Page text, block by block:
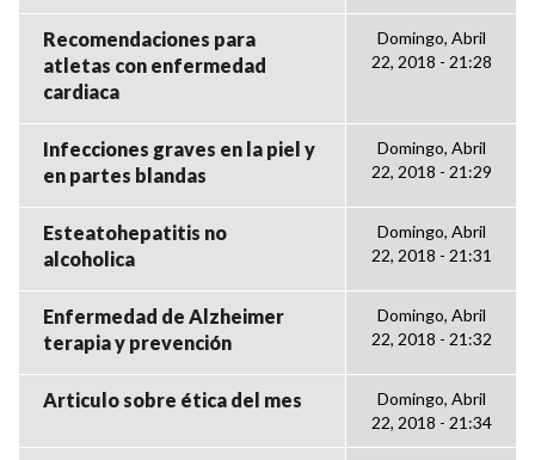
Recomendaciones para
atletas con enfermedad
cardiaca
Domingo, Abril
22, 2018 - 21:28
Infecciones graves en la piel y
en partes blandas
Domingo, Abril
22, 2018 - 21:29
Esteatohepatitis no
alcoholica
Domingo, Abril
22, 2018 - 21:31
Enfermedad de Alzheimer
terapia y prevención
Domingo, Abril
22, 2018 - 21:32
Articulo sobre ética del mes
Domingo, Abril
22, 2018 - 21:34